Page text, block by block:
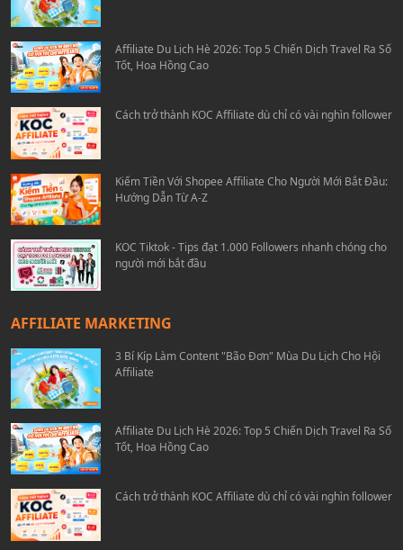
Affiliate Du Lịch Hè 2026: Top 5 Chiến Dịch Travel Ra Số
Tốt, Hoa Hồng Cao
Cách trở thành KOC Affiliate dù chỉ có vài nghìn follower
Kiếm Tiền Với Shopee Affiliate Cho Người Mới Bắt Đầu:
Hướng Dẫn Từ A-Z
KOC Tiktok - Tips đạt 1.000 Followers nhanh chóng cho
người mới bắt đầu
AFFILIATE MARKETING
3 Bí Kíp Làm Content "Bão Đơn" Mùa Du Lịch Cho Hội
Affiliate
Affiliate Du Lịch Hè 2026: Top 5 Chiến Dịch Travel Ra Số
Tốt, Hoa Hồng Cao
Cách trở thành KOC Affiliate dù chỉ có vài nghìn follower